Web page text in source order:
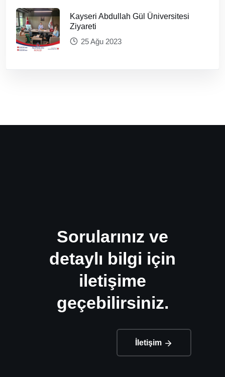
Kayseri Abdullah Gül Üniversitesi
Ziyareti
25 Ağu 2023
Sorularınız ve
detaylı bilgi için
iletişime
geçebilirsiniz.
İletişim